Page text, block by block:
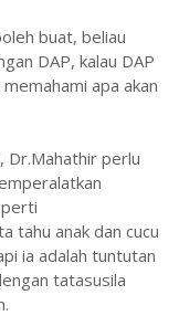
buat, beliau
DAP, kalau DAP
apa akan
Dr.Mahathir perlu
tahu anak dan cucu
ia adalah tuntutan
tatasusila